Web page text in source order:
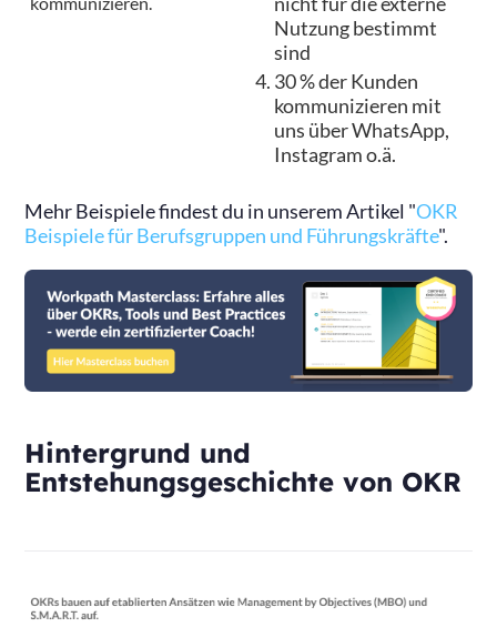
Nutzung bestimmt
sind
30 % der Kunden
kommunizieren mit
uns über WhatsApp,
Instagram o.ä.
Mehr Beispiele findest du in unserem Artikel "OKR
Beispiele für Berufsgruppen und Führungskräfte".
Hintergrund und
Entstehungsgeschichte von OKR